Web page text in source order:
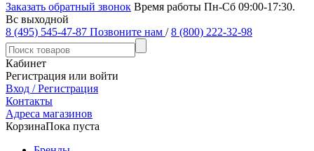
Заказать обратный звонок Время работы Пн-Сб 09:00-17:30.
Вс выходной
8 (495) 545-47-87 Позвоните нам / 8 (800) 222-32-98
Кабинет
Регистрация или войти
Вход / Регистрация
Контакты
Адреса магазинов
КорзинаПока пуста